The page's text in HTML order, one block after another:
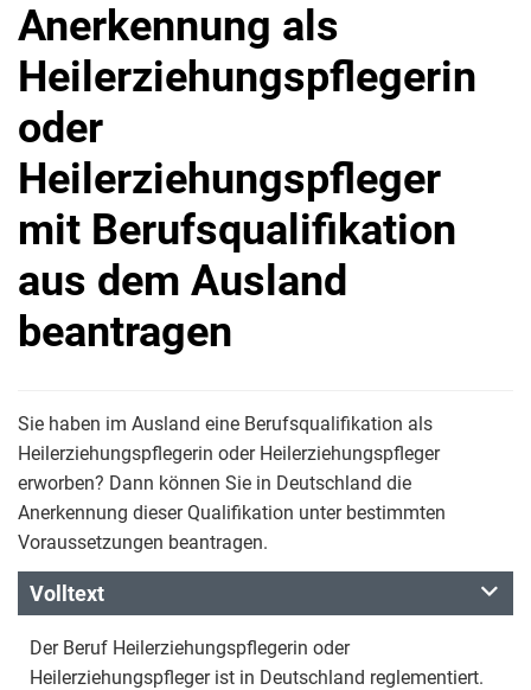
Anerkennung als
Heilerziehungspflegerin
oder
Heilerziehungspfleger
mit Berufsqualifikation
aus dem Ausland
beantragen
Sie haben im Ausland eine Berufsqualifikation als
Heilerziehungspflegerin oder Heilerziehungspfleger
erworben? Dann können Sie in Deutschland die
Anerkennung dieser Qualifikation unter bestimmten
Voraussetzungen beantragen.
Volltext
Der Beruf Heilerziehungspflegerin oder
Heilerziehungspfleger ist in Deutschland reglementiert.